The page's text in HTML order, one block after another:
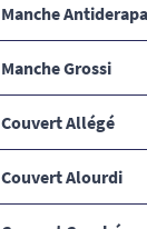
Manche
Manche Grossi
Couvert Allégé
Couvert Alourdi